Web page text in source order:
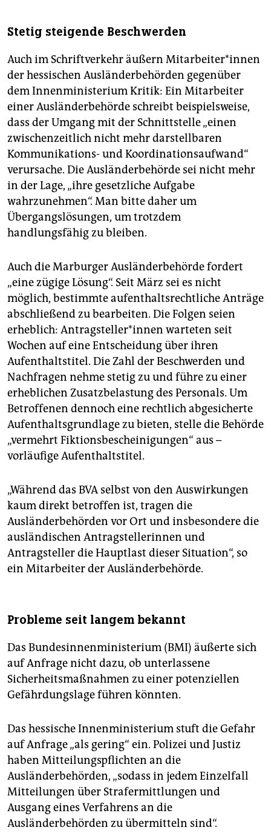
Stetig steigende Beschwerden
Auch im Schriftverkehr äußern Mit­ar­bei­te­r*in­nen
der hessischen Ausländerbehörden gegenüber
dem Innenministerium Kritik: Ein Mitarbeiter
einer Ausländerbehörde schreibt beispielsweise,
dass der Umgang mit der Schnittstelle „einen
zwischenzeitlich nicht mehr darstellbaren
Kommunikations- und Koordinationsaufwand“
verursache. Die Ausländerbehörde sei nicht mehr
in der Lage, „ihre gesetzliche Aufgabe
wahrzunehmen“. Man bitte daher um
Übergangslösungen, um trotzdem
handlungsfähig zu bleiben.
Auch die Marburger Ausländerbehörde fordert
„eine zügige Lösung“. Seit März sei es nicht
möglich, bestimmte aufenthaltsrechtliche Anträge
abschließend zu bearbeiten. Die Folgen seien
erheblich: An­trag­stel­le­r*in­nen warteten seit
Wochen auf eine Entscheidung über ihren
Aufenthaltstitel. Die Zahl der Beschwerden und
Nachfragen nehme stetig zu und führe zu einer
erheblichen Zusatzbelastung des Personals. Um
Betroffenen dennoch eine rechtlich abgesicherte
Aufenthaltsgrundlage zu bieten, stelle die Behörde
„vermehrt Fiktionsbescheinigungen“ aus –
vorläufige Aufenthaltstitel.
„Während das BVA selbst von den Auswirkungen
kaum direkt betroffen ist, tragen die
Ausländerbehörden vor Ort und insbesondere die
ausländischen Antragstellerinnen und
Antragsteller die Hauptlast dieser Situation“, so
ein Mitarbeiter der Ausländerbehörde.
Probleme seit langem bekannt
Das Bundesinnenministerium (BMI) äußerte sich
auf Anfrage nicht dazu, ob unterlassene
Sicherheitsmaßnahmen zu einer potenziellen
Gefährdungslage führen könnten.
Das hessische Innenministerium stuft die Gefahr
auf Anfrage „als gering“ ein. Polizei und Justiz
haben Mitteilungspflichten an die
Ausländerbehörden, „sodass in jedem Einzelfall
Mitteilungen über Strafermittlungen und
Ausgang eines Verfahrens an die
Ausländerbehörden zu übermitteln sind“.